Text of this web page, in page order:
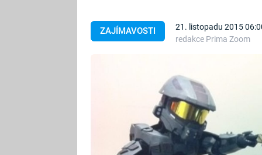
ZAJÍMAVOSTI
21. listopadu 2015
redakce Prima Zoom